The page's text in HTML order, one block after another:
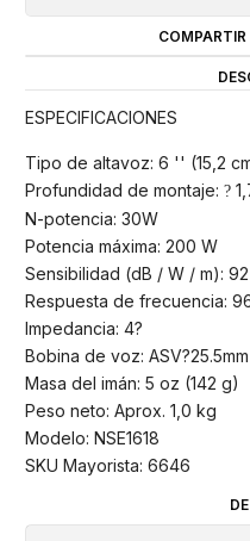
ESPECIFICACIONES
Tipo de altavoz: 6 '' (15,2
Profundidad de montaje: ?
N-potencia: 30W
Potencia máxima: 200 W
Sensibilidad (dB / W / m):
Respuesta de frecuencia:
Impedancia: 4?
Bobina de voz: ASV?25.5mm
Masa del imán: 5 oz (142 g)
Peso neto: Aprox. 1,0 kg
Modelo: NSE1618
SKU Mayorista: 6646